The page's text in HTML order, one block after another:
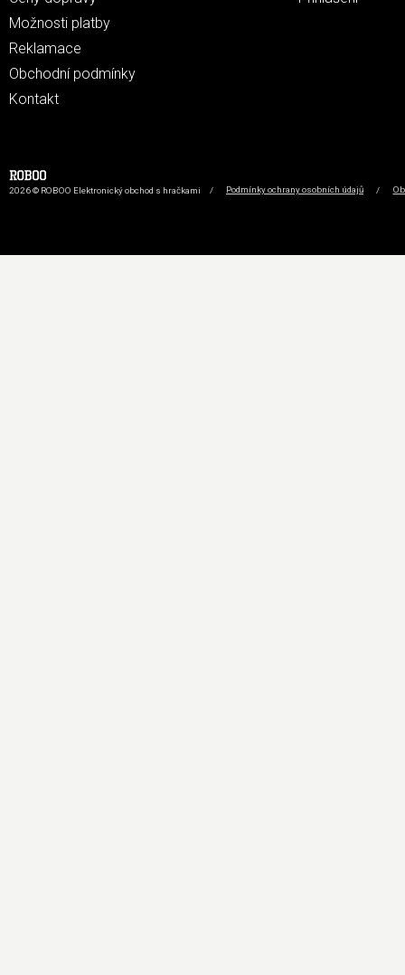
Možnosti platby
Reklamace
Obchodní podmínky
Kontakt
2026 © ROBOO Elektronický obchod s hračkami / Podmínky ochrany osobních údajů /